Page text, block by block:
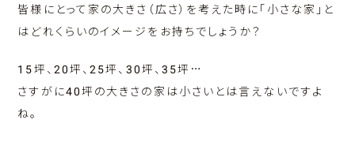
皆様にとって家の大きさ（広さ）を考えた時に「小さな家」と
はどれくらいのイメージをお持ちでしょうか？
15坪、20坪、25坪、30坪、35坪…
さすがに40坪の大きさの家は小さいとは言えないですよ
ね。